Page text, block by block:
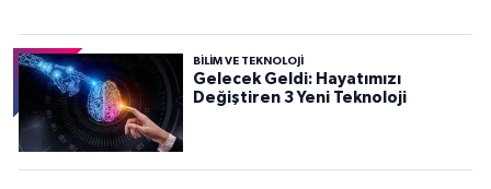
BILIM VE TEKNOLOJI
Gelecek Geldi: Hayatımızı
Değiştiren 3 Yeni Teknoloji